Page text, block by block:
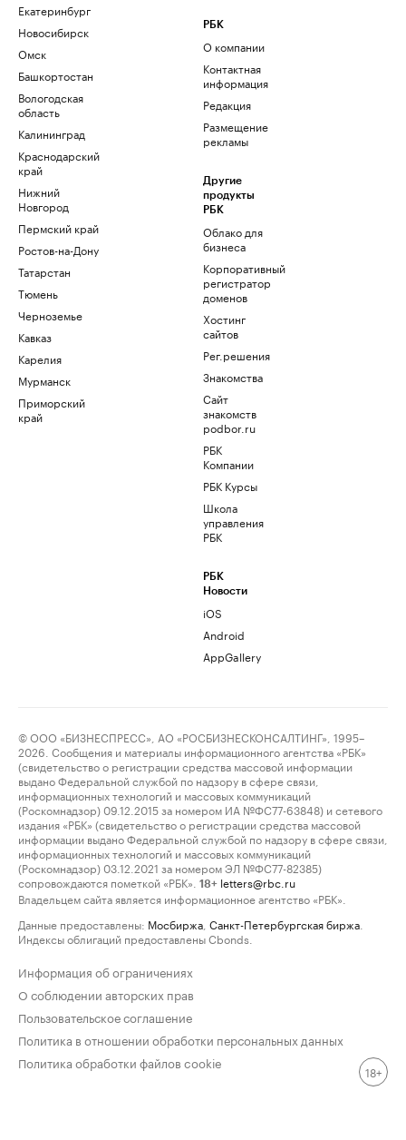
Екатеринбург
Новосибирск
Омск
Башкортостан
Вологодская
область
Калининград
Краснодарский
край
Нижний
Новгород
Пермский край
Ростов-на-Дону
Татарстан
Тюмень
Черноземье
Кавказ
Карелия
Мурманск
Приморский
край
РБК
О компании
Контактная
информация
Редакция
Размещение
рекламы
Другие
продукты
РБК
Облако для
бизнеса
Корпоративный
регистратор
доменов
Хостинг
сайтов
Рег.решения
Знакомства
Сайт
знакомств
podbor.ru
РБК
Компании
РБК Курсы
Школа
управления
РБК
РБК
Новости
iOS
Android
AppGallery
© ООО «БИЗНЕСПРЕСС», АО «РОСБИЗНЕСКОНСАЛТИНГ», 1995–
2026. Сообщения и материалы информационного агентства «РБК»
(свидетельство о регистрации средства массовой информации
выдано Федеральной службой по надзору в сфере связи,
информационных технологий и массовых коммуникаций
(Роскомнадзор) 09.12.2015 за номером ИА №ФС77-63848) и сетевого
издания «РБК» (свидетельство о регистрации средства массовой
информации выдано Федеральной службой по надзору в сфере связи,
информационных технологий и массовых коммуникаций
(Роскомнадзор) 03.12.2021 за номером ЭЛ №ФС77-82385)
сопровождаются пометкой «РБК».
18+ letters@rbc.ru
Владельцем сайта является информационное агентство «РБК».
Данные предоставлены: Мосбиржа Санкт-Петербургская биржа
Индексы облигаций предоставлены Cbonds.
Информация об ограничениях
О соблюдении авторских прав
Пользовательское соглашение
Политика в отношении обработки персональных данных
Политика обработки файлов cookie
18+